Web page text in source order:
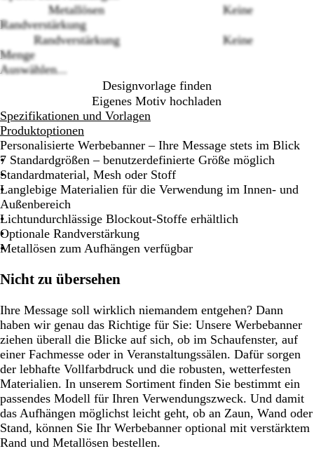
Metallösen
Keine
Randverstärkung
Randverstärkung
Keine
Menge
Auswählen...
Designvorlage finden
Eigenes Motiv hochladen
Spezifikationen und Vorlagen
Produktoptionen
Personalisierte Werbebanner – Ihre Message stets im Blick
7 Standardgrößen – benutzerdefinierte Größe möglich
Standardmaterial, Mesh oder Stoff
Langlebige Materialien für die Verwendung im Innen- und
Außenbereich
Lichtundurchlässige Blockout-Stoffe erhältlich
Optionale Randverstärkung
Metallösen zum Aufhängen verfügbar
Nicht zu übersehen
Ihre Message soll wirklich niemandem entgehen? Dann
haben wir genau das Richtige für Sie: Unsere Werbebanner
ziehen überall die Blicke auf sich, ob im Schaufenster, auf
einer Fachmesse oder in Veranstaltungssälen. Dafür sorgen
der lebhafte Vollfarbdruck und die robusten, wetterfesten
Materialien. In unserem Sortiment finden Sie bestimmt ein
passendes Modell für Ihren Verwendungszweck. Und damit
das Aufhängen möglichst leicht geht, ob an Zaun, Wand oder
Stand, können Sie Ihr Werbebanner optional mit verstärktem
Rand und Metallösen bestellen.